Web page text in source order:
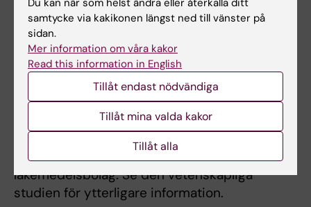
Bröstcancerförbundet, Region Stockholm,
Radiumhemmets forskningsfonder och
Vetenskapsrådet. Johan Hartman är
medgrundare av och delägare i Stratipath
som utvecklar metoder för AI-baserade
beslutsstöd för cancerdiagnostik. Företaget
har dock ingen koppling till den aktuella
studien. Vissa av forskarna har utanför denna
studie mottagit ersättningar från
läkemedelsbolag. Se den vetenskapliga
studien för ytterligare information.
samtycke via kakikonen längst ned till vänster på
sidan.
Mer information om våra kakor
Read this information in English
Tillåt endast nödvändiga
Tillåt mina valda kakor
Tillåt alla